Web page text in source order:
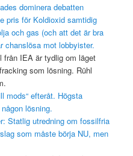
dominera debatten
pris för Koldioxid samtidig
och gas (och att det är bra
mot lobbyister.
från IEA är tydlig om läget
som lösning. Rühl
mods“ efteråt. Högsta
lösning.
Statlig utredning om fossilfria
som måste börja NU, men